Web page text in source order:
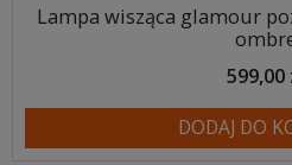
Lampa wisząca glamour
599,00
DODAJ DO